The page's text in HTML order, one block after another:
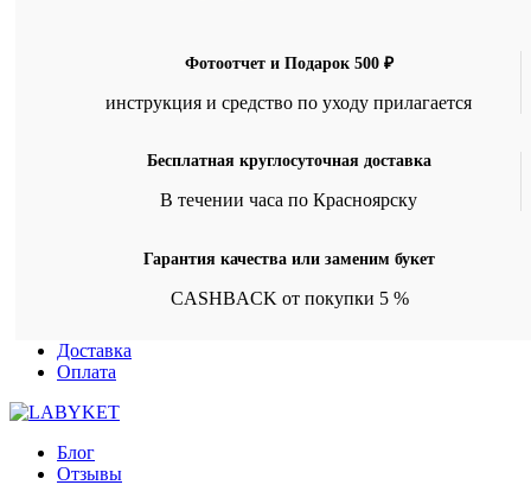
Фотоотчет и Подарок 500 ₽
инструкция и средство по уходу прилагается
Бесплатная круглосуточная доставка
В течении часа по Красноярску
Гарантия качества или заменим букет
CASHBACK от покупки 5 %
Доставка
Оплата
Блог
Отзывы